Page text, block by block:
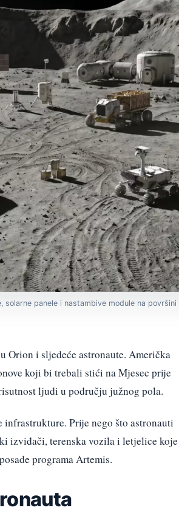
panele i nastambive module na
Orion i sljedeće astronaute. Američka
koji bi trebali stići na Mjesec prije
ljudi u području južnog pola.
Prije nego što astronauti
izviđači, terenska vozila i letjelice koje
programa Artemis.